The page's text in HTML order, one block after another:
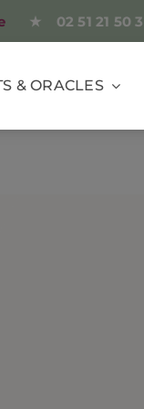
51 21 50 32 ★
& ORACLES